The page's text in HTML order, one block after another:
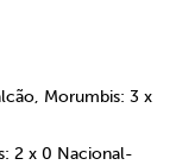
Morumbis: 3 x
2 x 0 Nacional-